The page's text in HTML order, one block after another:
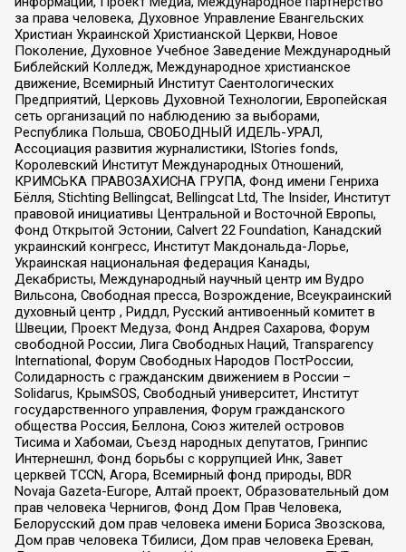
за права человека, Духовное Управление Евангельских
Христиан Украинской Христианской Церкви, Новое
Поколение, Духовное Учебное Заведение Международный
Библейский Колледж, Международное христианское
движение, Всемирный Институт Саентологических
Предприятий, Церковь Духовной Технологии, Европейская
сеть организаций по наблюдению за выборами,
Республика Польша, СВОБОДНЫЙ ИДЕЛЬ-УРАЛ,
Ассоциация развития журналистики, IStories fonds,
Королевский Институт Международных Отношений,
КРИМСЬКА ПРАВОЗАХИСНА ГРУПА, Фонд имени Генриха
Бёлля, Stichting Bellingcat, Bellingcat Ltd, The Insider, Институт
правовой инициативы Центральной и Восточной Европы,
Фонд Открытой Эстонии, Calvert 22 Foundation, Канадский
украинский конгресс, Институт Макдональда-Лорье,
Украинская национальная федерация Канады,
Декабристы, Международный научный центр им Вудро
Вильсона, Свободная пресса, Возрождение, Всеукраинский
духовный центр , Риддл, Русский антивоенный комитет в
Швеции, Проект Медуза, Фонд Андрея Сахарова, Форум
свободной России, Лига Свободных Наций, Transparеncy
International, Форум Свободных Народов ПостРоссии,
Солидарность с гражданским движением в России –
Solidarus, КрымSOS, Свободный университет, Институт
государственного управления, Форум гражданского
общества Россия, Беллона, Союз жителей островов
Тисима и Хабомаи, Съезд народных депутатов, Гринпис
Интернешнл, Фонд борьбы с коррупцией Инк, Завет
церквей TCCN, Агора, Всемирный фонд природы, BDR
Novaja Gazeta-Europe, Алтай проект, Образовательный дом
прав человека Чернигов, Фонд Дом Прав Человека,
Белорусский дом прав человека имени Бориса Звозскова,
Дом прав человека Тбилиси, Дом прав человека Ереван,